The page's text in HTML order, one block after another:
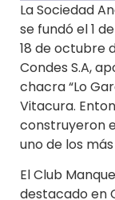
La Sociedad
se fundó el 1
18 de octubre
Condes S.A,
chacra “Lo
Vitacura.
construyeron
uno de los
El Club
destacado en